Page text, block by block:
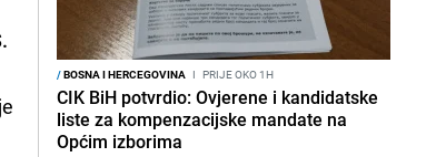
/BOSNA I HERCEGOVINA I PRIJE OKO 1H
CIK BiH potvrdio: Ovjerene i kandidatske
liste za kompenzacijske mandate na
Općim izborima